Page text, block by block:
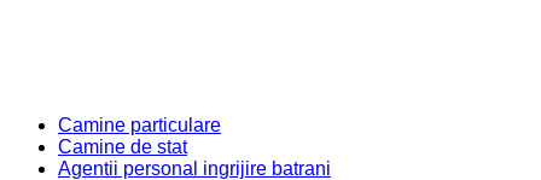
Camine particulare
Camine de stat
Agentii personal ingrijire batrani